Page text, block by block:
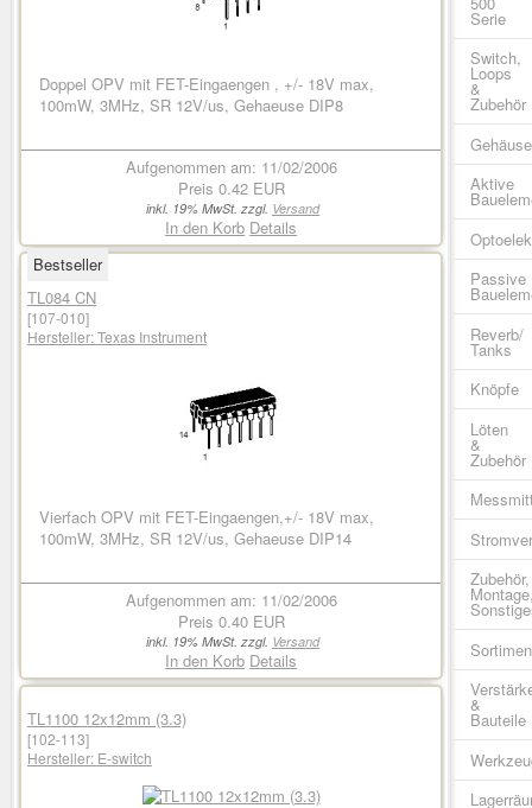
Doppel OPV mit FET-Eingaengen , +/- 18V max,
100mW, 3MHz, SR 12V/us, Gehaeuse DIP8
Aufgenommen am: 11/02/2006
Preis 0.42 EUR
inkl. 19% MwSt. zzgl. Versand
In den Korb Details
Bestseller
TL084 CN
[107-010]
Hersteller:Texas Instrument
Vierfach OPV mit FET-Eingaengen,+/- 18V max,
100mW, 3MHz, SR 12V/us, Gehaeuse DIP14
Aufgenommen am: 11/02/2006
Preis 0.40 EUR
inkl. 19% MwSt. zzgl. Versand
In den Korb Details
TL1100 12x12mm (3.3)
[102-113]
Hersteller: E-switch
Serie
Switch,
Loops
&
Zubehör
Gehäuse
Aktive
Passive
Reverb/
Tanks
Knöpfe
Löten
&
Zubehör
Zubehör,
&
Bauteile